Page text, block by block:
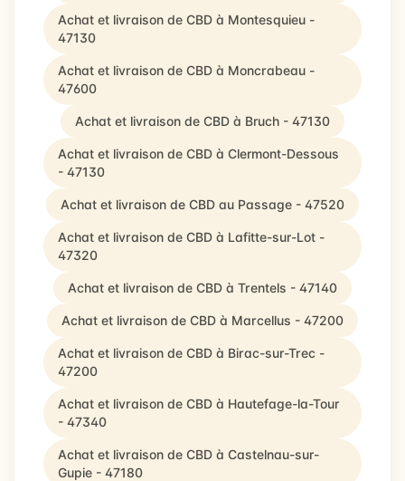
Achat et livraison de CBD à Montesquieu -
47130
Achat et livraison de CBD à Moncrabeau -
47600
Achat et livraison de CBD à Bruch - 47130
Achat et livraison de CBD à Clermont-Dessous
- 47130
Achat et livraison de CBD au Passage - 47520
Achat et livraison de CBD à Lafitte-sur-Lot -
47320
Achat et livraison de CBD à Trentels - 47140
Achat et livraison de CBD à Marcellus - 47200
Achat et livraison de CBD à Birac-sur-Trec -
47200
Achat et livraison de CBD à Hautefage-la-Tour
- 47340
Achat et livraison de CBD à Castelnau-sur-
Gupie - 47180